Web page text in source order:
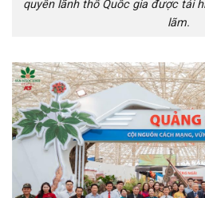
quyền lãnh thổ Quốc gia được tái
lãm.